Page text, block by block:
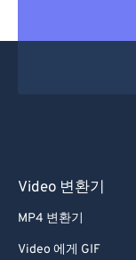
Video 변환기
MP4 변환기
Video 에게 GIF